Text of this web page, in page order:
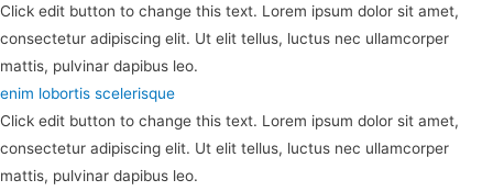
Click edit button to change this text. Lorem ipsum dolor sit amet,
consectetur adipiscing elit. Ut elit tellus, luctus nec ullamcorper
mattis, pulvinar dapibus leo.
enim lobortis scelerisque
Click edit button to change this text. Lorem ipsum dolor sit amet,
consectetur adipiscing elit. Ut elit tellus, luctus nec ullamcorper
mattis, pulvinar dapibus leo.